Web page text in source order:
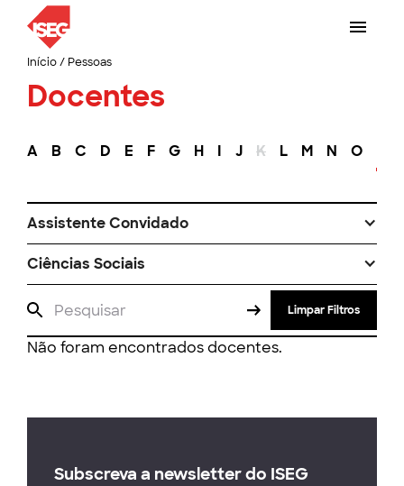
Início/ Pessoas
Docentes
A B C D E F G H I J K L M N O
Assistente Convidado
Ciências Sociais
Limpar Filtros
Não foram encontrados docentes.
Subscreva a newsletter do ISEG